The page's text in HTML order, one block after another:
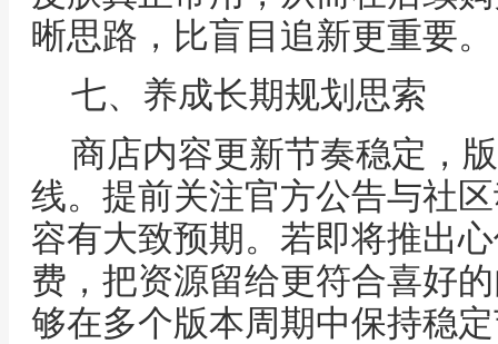
晰思路，比盲目追新更重要。
七、养成长期规划思索
商店内容更新节奏稳定，
线。提前关注官方公告与社
容有大致预期。若即将推出
费，把资源留给更符合喜好
够在多个版本周期中保持稳